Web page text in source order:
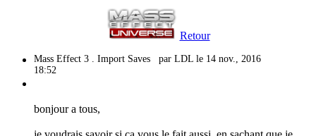
Retour
Mass Effect 3 . Import Saves par LDL le 14 nov., 2016
18:52
bonjour a tous,